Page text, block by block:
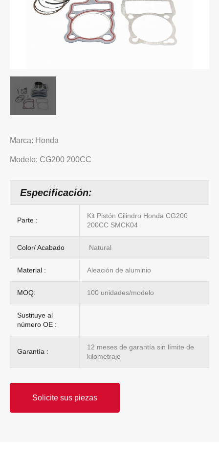
Marca: Honda
Modelo: CG200 200CC
Especificación:
Parte :
Kit Pistón Cilindro Honda CG200
200CC SMCK04
Color/ Acabado Natural
Material : Aleación de aluminio
MOQ: 100 unidades/modelo
Sustituye al
número OE :
Garantía :
12 meses de garantía sin límite de
kilometraje
Solicite sus piezas